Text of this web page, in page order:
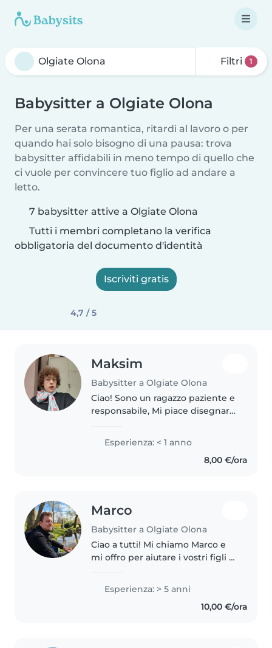
Filtri 1
Babysitter a Olgiate Olona
Per una serata romantica, ritardi al lavoro o per
quando hai solo bisogno di una pausa: trova
babysitter affidabili in meno tempo di quello che
ci vuole per convincere tuo figlio ad andare a
letto.
7 babysitter attive a Olgiate Olona
Tutti i membri completano la verifica
obbligatoria del documento d'identità
Iscriviti gratis
4,7 / 5
Maksim
Babysitter a Olgiate Olona
Ciao! Sono un ragazzo paziente e
responsabile, Mi piace disegnare,
bambini. Parlo italiano e russo.
Sono disponibile per aiutare con
Esperienza: < 1 anno
8,00 €/ora
Marco
Babysitter a Olgiate Olona
Ciao a tutti! Mi chiamo Marco e
mi offro per aiutare i vostri figli a
modo sereno e senza stress. Mi
piace molto relazionarmi..
Esperienza: > 5 anni
10,00 €/ora